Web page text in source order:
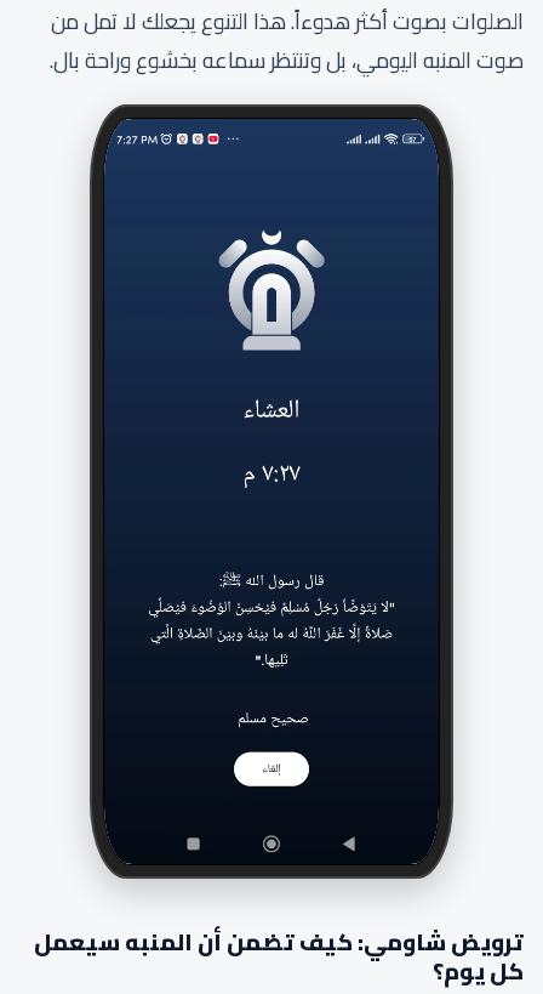
الصلوات بصوت أكثر هدوءاً. هذا التنوع يجعلك لا تمل من
صوت المنبه اليومي، بل وتنتظر سماعه بخشوع وراحة بال.
ترويض شاومي: كيف تضمن أن المنبه سيعمل
كل يوم؟